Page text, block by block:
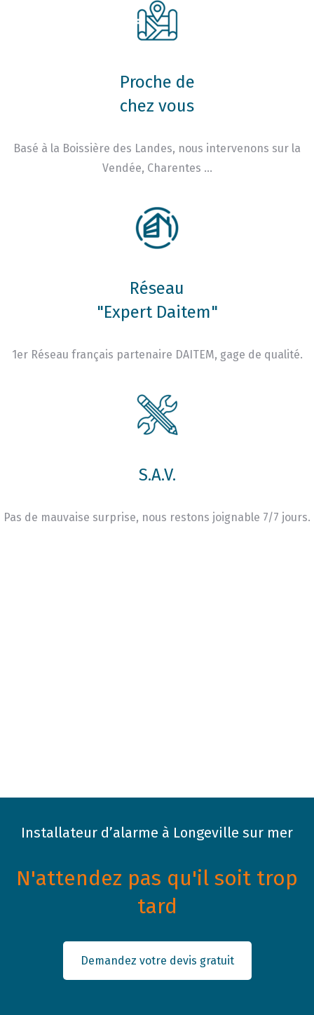
Proche de
chez vous
Basé à la Boissière des Landes, nous intervenons sur la
Vendée, Charentes …
Réseau
"Expert Daitem"
1er Réseau français partenaire DAITEM, gage de qualité.
S.A.V.
Pas de mauvaise surprise, nous restons joignable 7/7 jours.
Installateur d’alarme à Longeville sur mer
N'attendez pas qu'il soit trop
tard
Demandez votre devis gratuit